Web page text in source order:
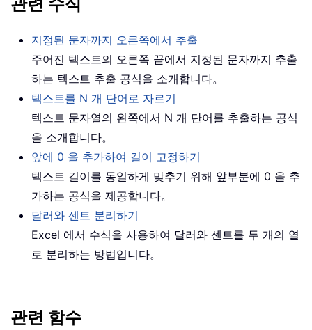
지정된 문자까지 오른쪽에서 추출
주어진 텍스트의 오른쪽 끝에서 지정된 문자까지 추출
하는 텍스트 추출 공식을 소개합니다。
텍스트를 N 개 단어로 자르기
텍스트 문자열의 왼쪽에서 N 개 단어를 추출하는 공식
을 소개합니다。
앞에 0 을 추가하여 길이 고정하기
텍스트 길이를 동일하게 맞추기 위해 앞부분에 0 을 추
가하는 공식을 제공합니다。
달러와 센트 분리하기
Excel 에서 수식을 사용하여 달러와 센트를 두 개의 열
로 분리하는 방법입니다。
관련 함수